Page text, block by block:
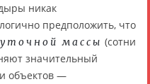
никак
предположить, что
массы (сотни
значительный
объектов —